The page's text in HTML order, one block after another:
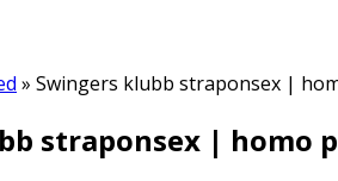
» Swingers klubb straponsex |
straponsex | homo